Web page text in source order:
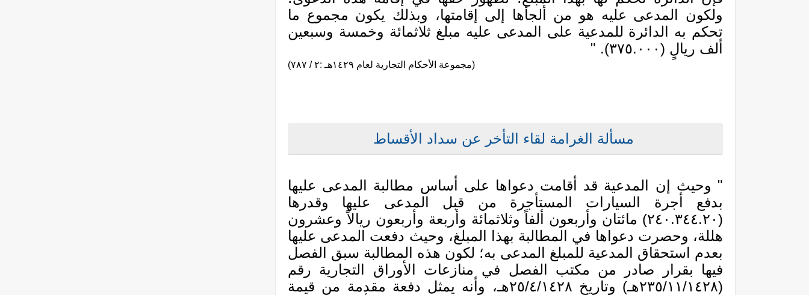
ولكون المدعى عليه هو من ألجأها إلى إقامتها، وبذلك يكون مجموع ما
تحكم به الدائرة للمدعية على المدعى عليه مبلغ ثلاثمائة وخمسة وسبعين
ألف ريالٍ (٣٧٥.٠٠٠). "
(مجموعة الأحكام التجارية لعام ١٤٢٩هـ :٢ / ٧٨٧)
مسألة الغرامة لقاء التأخر عن سداد الأقساط
" وحيث إن المدعية قد أقامت دعواها على أساس مطالبة المدعى عليها
بدفع أجرة السيارات المستأجرة من قبل المدعى عليها وقدرها
(٢٤٠.٣٤٤.٢٠) مائتان وأربعون ألفاً وثلاثمائة وأربعة وأربعون ريالاً وعشرون
هللة، وحصرت دعواها في المطالبة بهذا المبلغ، وحيث دفعت المدعى عليها
بعدم استحقاق المدعية للمبلغ المدعى به؛ لكون هذه المطالبة سبق الفصل
فيها بقرار صادر من مكتب الفصل في منازعات الأوراق التجارية رقم
(٢٣٥/١١/١٤٢٨هـ) وتاريخ ٢٥/٤/١٤٢٨هـ، وأنه يمثل دفعة مقدمة من قيمة